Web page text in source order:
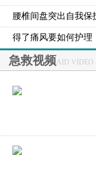
腰椎间盘突出自我保
得了痛风要如何护理
急救视频AID VIDEO